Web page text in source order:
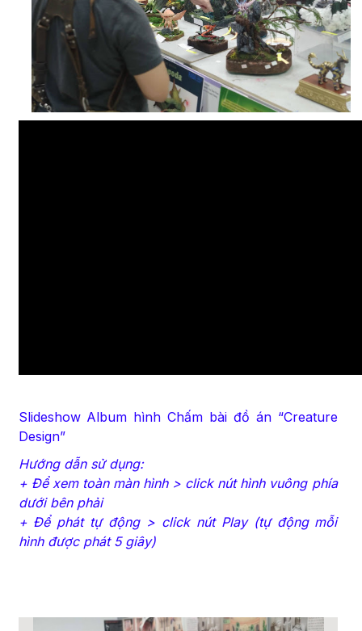
Slideshow Album hình Chấm bài đồ án “Creature
Design”
Hướng dẫn sử dụng:
+ Để xem toàn màn hình > click nút hình vuông phía
dưới bên phải
+ Để phát tự động > click nút Play (tự động mỗi
hình được phát 5 giây)